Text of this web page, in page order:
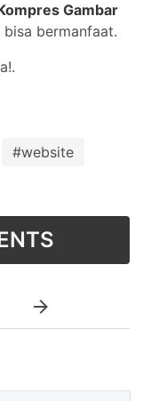
Gambar
bisa bermanfaat.
#website